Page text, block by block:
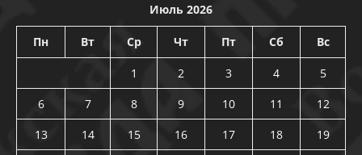
Июль 2026
Пн Вт Ср Чт Пт Сб Вс
1 2 3 4
5
6
7 8 9 10 11
12
13
14 15 16 17 18
19